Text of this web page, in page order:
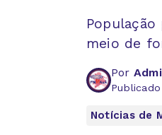
meio de
Por
Notícias de